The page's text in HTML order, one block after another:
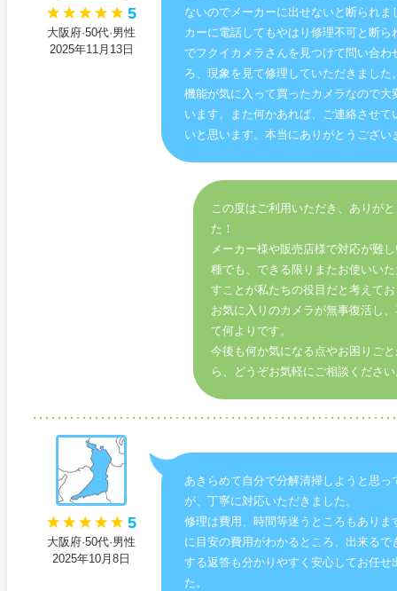
5
大阪府·50代·男性
2025年11月13日
ないのでメーカーに出せないと断られま
カーに電話してもやはり修理不可と断ら
でフクイカメラさんを見つけて問い合わ
ろ、現象を見て修理していただきました
機能が気に入って買ったカメラなので大
います。また何かあれば、ご連絡させて
いと思います。本当にありがとうござい
この度はご利用いただき、ありが
た！
メーカー様や販売店様で対応が難
種でも、できる限りまたお使いい
すことが私たちの役目だと考えて
お気に入りのカメラが無事復活し
て何よりです。
今後も何か気になる点やお困りご
ら、どうぞお気軽にご相談くださ
5
大阪府·50代·男性
2025年10月8日
あきらめて自分で分解清掃しようと思っ
が、丁寧に対応いただきました。
修理は費用、時間等迷うところもありま
に目安の費用がわかるところ、出来るで
する返答も分かりやすく安心してお任せ
た。